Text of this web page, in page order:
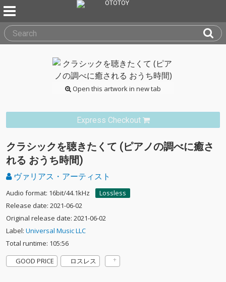
Open this artwork in new tab
Express Checkout
クラシックを聴きたくて (ピアノの調べに癒さ
れる おうち時間)
ヴァリアス・アーティスト
Audio format: 16bit/44.1kHz
Lossless
Release date: 2021-06-02
Original release date: 2021-06-02
Label: Universal Music LLC
Total runtime: 105:56
GOOD PRICE
ロスレス